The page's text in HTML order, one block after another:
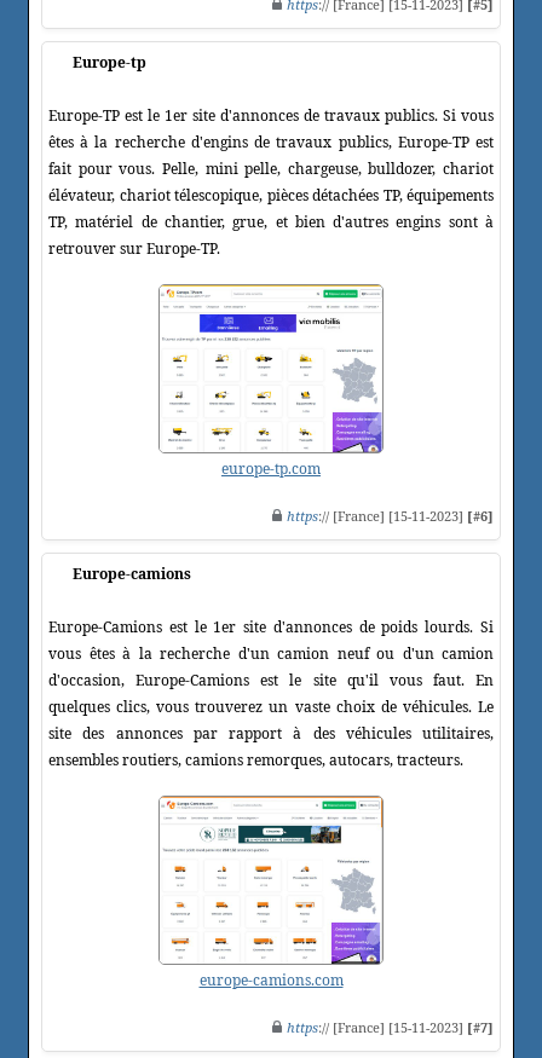
https:// [France] [15-11-2023] [#5]
Europe-tp
Europe-TP est le 1er site d'annonces de travaux publics. Si vous
êtes à la recherche d'engins de travaux publics, Europe-TP est
fait pour vous. Pelle, mini pelle, chargeuse, bulldozer, chariot
élévateur, chariot télescopique, pièces détachées TP, équipements
TP, matériel de chantier, grue, et bien d'autres engins sont à
retrouver sur Europe-TP.
europe-tp.com
https:// [France] [15-11-2023] [#6]
Europe-camions
Europe-Camions est le 1er site d'annonces de poids lourds. Si
vous êtes à la recherche d'un camion neuf ou d'un camion
d'occasion, Europe-Camions est le site qu'il vous faut. En
quelques clics, vous trouverez un vaste choix de véhicules. Le
site des annonces par rapport à des véhicules utilitaires,
ensembles routiers, camions remorques, autocars, tracteurs.
europe-camions.com
https:// [France] [15-11-2023] [#7]